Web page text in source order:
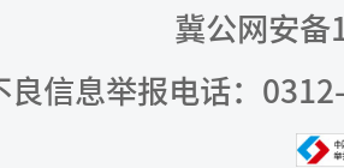
冀公网安备
良信息举报电话：